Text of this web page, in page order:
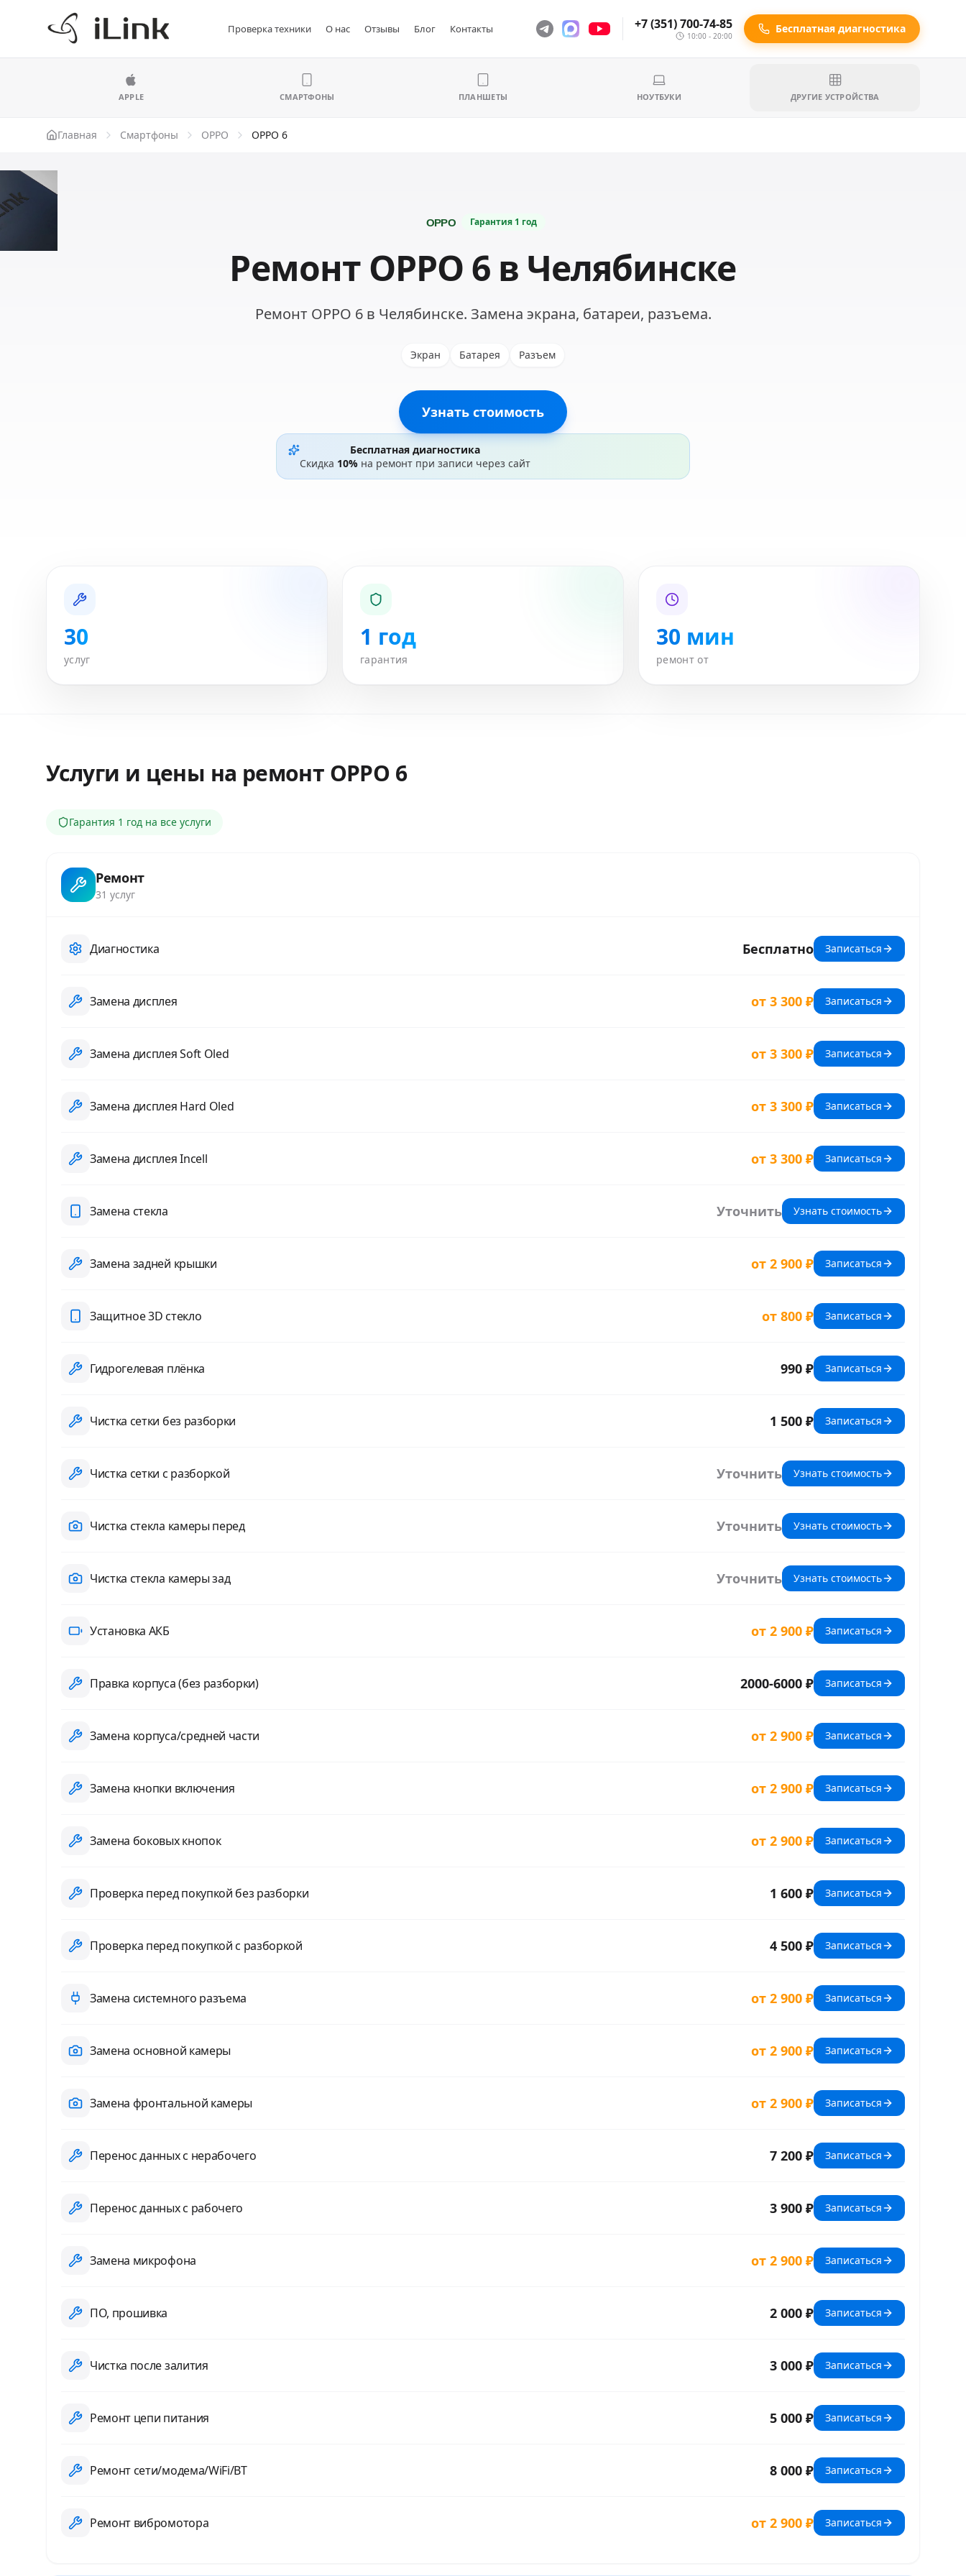
Проверка техники О нас Отзывы Блог Контакты +7 (351) 700-74-85
10:00 - 20:00
Бесплатная диагностика
APPLE СМАРТФОНЫ ПЛАНШЕТЫ НОУТБУКИ ДРУГИЕ УСТРОЙСТВА
Главная Смартфоны OPPO OPPO 6
Гарантия 1 год
Ремонт OPPO 6 в Челябинске
Ремонт OPPO 6 в Челябинске. Замена экрана, батареи, разъема.
Экран Батарея Разъем
Узнать стоимость
Бесплатная диагностика
Скидка 10% на ремонт при записи через сайт
30
услуг
1 год
гарантия
30 мин
ремонт от
Услуги и цены на ремонт OPPO 6
Гарантия 1 год на все услуги
Ремонт
31 услуг
Диагностика Бесплатно Записаться
Замена дисплея от 3 300 ₽ Записаться
Замена дисплея Soft Oled от 3 300 ₽ Записаться
Замена дисплея Hard Oled от 3 300 ₽ Записаться
Замена дисплея Incell от 3 300 ₽ Записаться
Замена стекла Уточнить Узнать стоимость
Замена задней крышки от 2 900 ₽ Записаться
Защитное 3D стекло от 800 ₽ Записаться
Гидрогелевая плёнка 990 ₽ Записаться
Чистка сетки без разборки 1 500 ₽ Записаться
Чистка сетки с разборкой Уточнить Узнать стоимость
Чистка стекла камеры перед Уточнить Узнать стоимость
Чистка стекла камеры зад Уточнить Узнать стоимость
Установка АКБ от 2 900 ₽ Записаться
Правка корпуса (без разборки) 2000-6000 ₽ Записаться
Замена корпуса/средней части от 2 900 ₽ Записаться
Замена кнопки включения от 2 900 ₽ Записаться
Замена боковых кнопок от 2 900 ₽ Записаться
Проверка перед покупкой без разборки 1 600 ₽ Записаться
Проверка перед покупкой с разборкой 4 500 ₽ Записаться
Замена системного разъема от 2 900 ₽ Записаться
Замена основной камеры от 2 900 ₽ Записаться
Замена фронтальной камеры от 2 900 ₽ Записаться
Перенос данных с нерабочего 7 200 ₽ Записаться
Перенос данных с рабочего 3 900 ₽ Записаться
Замена микрофона от 2 900 ₽ Записаться
ПО, прошивка 2 000 ₽ Записаться
Чистка после залития 3 000 ₽ Записаться
Ремонт цепи питания 5 000 ₽ Записаться
Ремонт сети/модема/WiFi/BT 8 000 ₽ Записаться
Ремонт вибромотора от 2 900 ₽ Записаться